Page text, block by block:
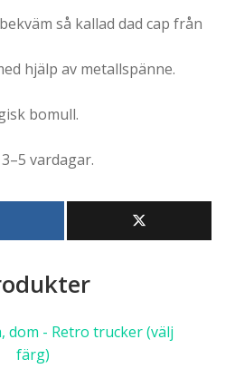
så kallad dad cap från
hjälp av metallspänne.
bomull.
vardagar.